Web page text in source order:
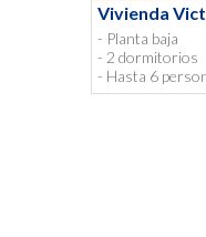
Vivienda
- Planta baja
- 2 dormitorios
- Hasta 6